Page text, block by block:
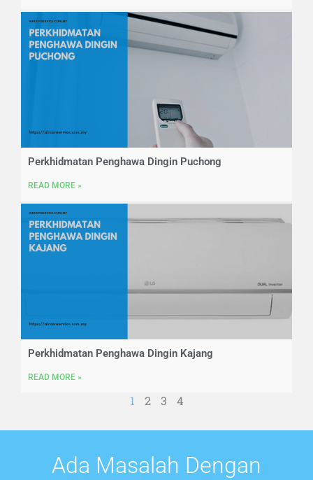
Perkhidmatan Penghawa Dingin Puchong
READ MORE »
Perkhidmatan Penghawa Dingin Kajang
READ MORE »
1 2 3 4
Ada Masalah Dengan